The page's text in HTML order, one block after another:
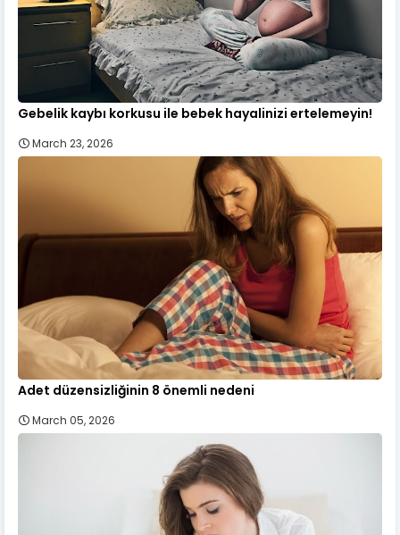
Gebelik kaybı korkusu ile bebek hayalinizi ertelemeyin!
March 23, 2026
Adet düzensizliğinin 8 önemli nedeni
March 05, 2026